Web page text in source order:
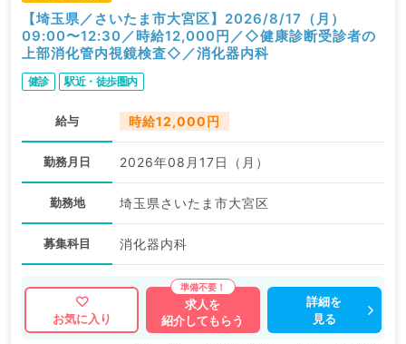
【埼玉県／さいたま市大宮区】2026/8/17（月）
09:00〜12:30／時給12,000円／◇健康診断受診者の
上部消化管内視鏡検査◇／消化器内科
健診 駅近・徒歩圏内
給与 時給12,000円
勤務月日 2026年08月17日（月）
勤務地 埼玉県さいたま市大宮区
募集科目 消化器内科
お気に入り
求人を
紹介してもらう
詳細を
見る